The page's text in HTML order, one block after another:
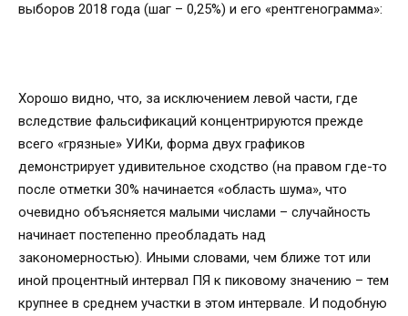
выборов 2018 года (шаг – 0,25%) и его «рентгенограмма»:
Хорошо видно, что, за исключением левой части, где
вследствие фальсификаций концентрируются прежде
всего «грязные» УИКи, форма двух графиков
демонстрирует удивительное сходство (на правом где-то
после отметки 30% начинается «область шума», что
очевидно объясняется малыми числами – случайность
начинает постепенно преобладать над
закономерностью). Иными словами, чем ближе тот или
иной процентный интервал ПЯ к пиковому значению – тем
крупнее в среднем участки в этом интервале. И подобную